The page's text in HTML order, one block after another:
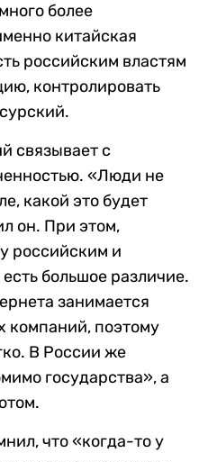
более
китайская
российским властям
контролировать
связывает с
«Люди не
какой это будет
он. При этом,
российским и
большое различие.
занимается
компаний, поэтому
В России же
государства», а
что «когда-то у